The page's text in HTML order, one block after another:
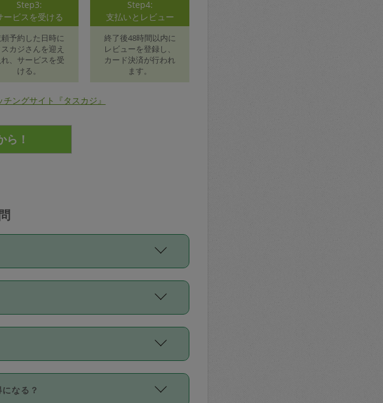
Step3:
ービスを受ける
予約した日時に
スカジさんを迎え
れ、サービスを受
ける。
Step4:
支払いとレビュー
終了後48時間以内に
レビューを登録し、
カード決済が行われ
ます。
ングサイト『タスカジ』
たい場合は、延長機能をご利用くださ
に相談し、合意の上事前申請すること
ございません。
んで設定しています。
ュー件数、レビューの平均値、などで
ています。
／AMERICAN EXPRESS／Diners
なる？